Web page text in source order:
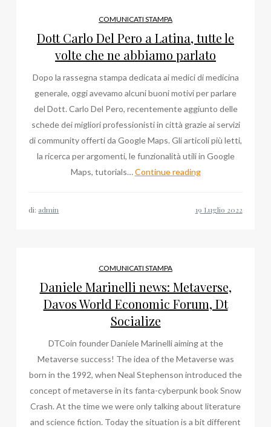
familiare
COMUNICATI STAMPA
Dott Carlo Del Pero a Latina, tutte le
volte che ne abbiamo parlato
Dopo la rassegna stampa dedicata ai medici di medicina
generale, oggi avevamo alcuni buoni motivi per parlare
del Dott. Carlo Del Pero, recentemente aggiunto delle
schede dei migliori professionisti in città grazie ai servizi
di community offerti da Google Maps. Gli articoli più letti,
la ricerca per argomenti, le funzionalità utili in Google
Maps, tutorials…Continue readingDott
volte
che
abbiamo
parlato
di: admin
COMUNICATI STAMPA
Daniele Marinelli news: Metaverse,
Davos World Economic Forum, Dt
Socialize
DTCoin founder Daniele Marinelli aiming at the
Metaverse success! The idea of the Metaverse was
born in the 1992, when Neal Stephenson introduced the
concept of metaverse in its fanta-cyberpunk book Snow
Crash. At the time we were only talking about literature
and science fiction. Today the situation is a bit different